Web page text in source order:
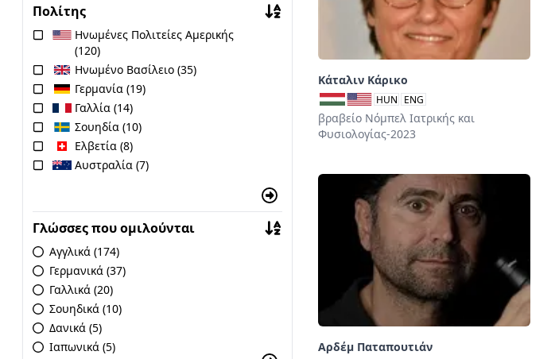
Πολίτης
Ηνωμένες Πολιτείες Αμερικής
(120)
Ηνωμένο Βασίλειο (35)
Γερμανία (19)
Γαλλία (14)
Σουηδία (10)
Ελβετία (8)
Αυστραλία (7)
Γλώσσες που ομιλούνται
Αγγλικά (174)
Γερμανικά (37)
Γαλλικά (20)
Σουηδικά (10)
Δανικά (5)
Ιαπωνικά (5)
Κάταλιν Κάρικο
HUN ENG
βραβείο Νόμπελ Ιατρικής και
Φυσιολογίας-2023
Αρδέμ Παταπουτιάν